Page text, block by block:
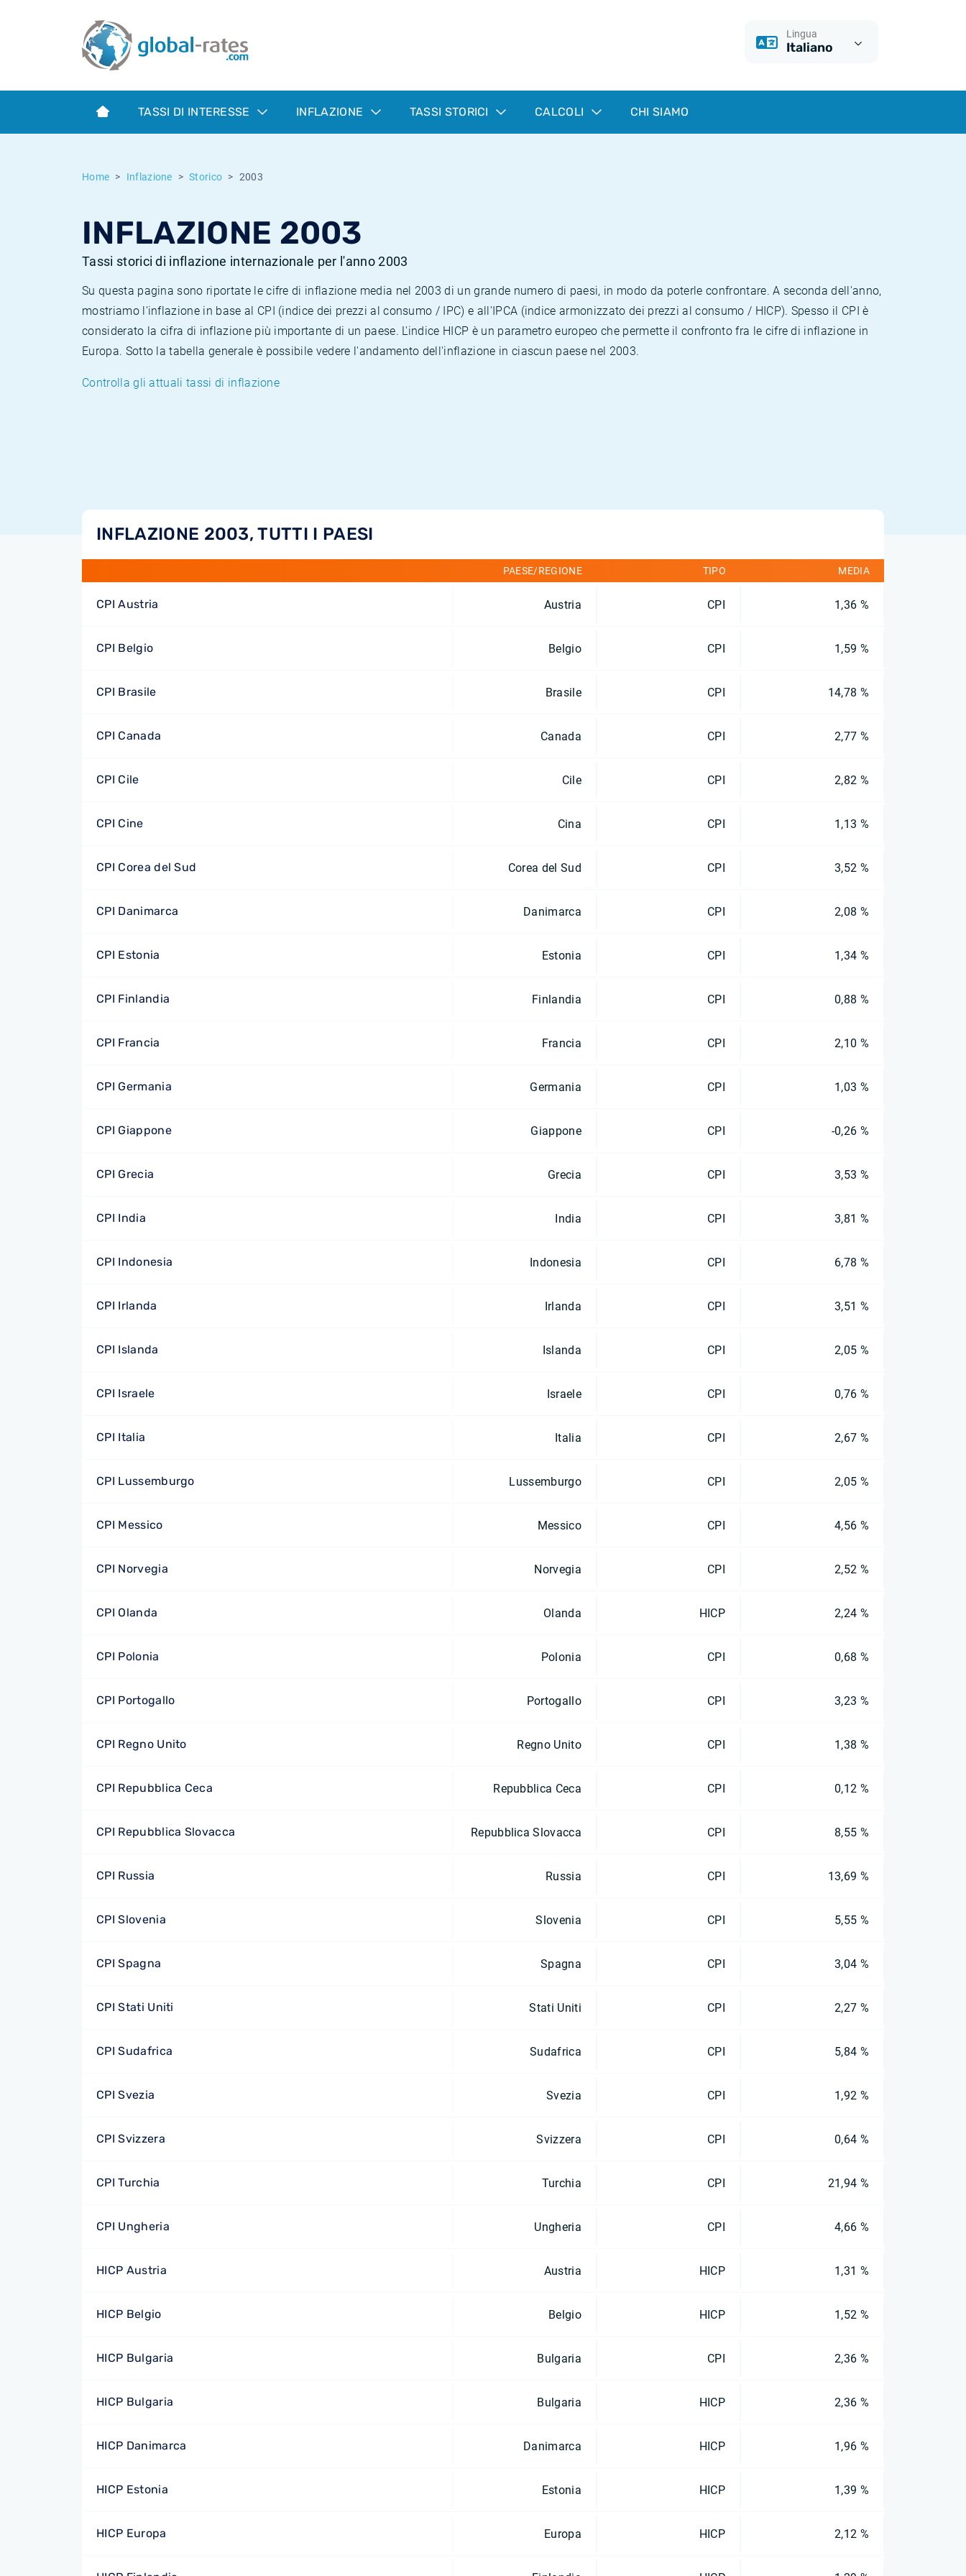
Lingua
Italiano
TASSI DI INTERESSE INFLAZIONE TASSI STORICI CALCOLI CHI SIAMO
Home Inflazione Storico 2003
INFLAZIONE 2003
Tassi storici di inflazione internazionale per l'anno 2003
Su questa pagina sono riportate le cifre di inflazione media nel 2003 di un grande numero di paesi, in modo da poterle confrontare. A seconda dell'anno,
mostriamo l'inflazione in base al CPI (indice dei prezzi al consumo / IPC) e all'IPCA (indice armonizzato dei prezzi al consumo / HICP). Spesso il CPI è
considerato la cifra di inflazione più importante di un paese. L'indice HICP è un parametro europeo che permette il confronto fra le cifre di inflazione in
Europa. Sotto la tabella generale è possibile vedere l'andamento dell'inflazione in ciascun paese nel 2003.
Controlla gli attuali tassi di inflazione
INFLAZIONE 2003, TUTTI I PAESI
PAESE/REGIONE TIPO MEDIA
CPI Austria Austria CPI 1,36 %
CPI Belgio Belgio CPI 1,59 %
CPI Brasile Brasile CPI 14,78 %
CPI Canada Canada CPI 2,77 %
CPI Cile Cile CPI 2,82 %
CPI Cine Cina CPI 1,13 %
CPI Corea del Sud Corea del Sud CPI 3,52 %
CPI Danimarca Danimarca CPI 2,08 %
CPI Estonia Estonia CPI 1,34 %
CPI Finlandia Finlandia CPI 0,88 %
CPI Francia Francia CPI 2,10 %
CPI Germania Germania CPI 1,03 %
CPI Giappone Giappone CPI -0,26 %
CPI Grecia Grecia CPI 3,53 %
CPI India India CPI 3,81 %
CPI Indonesia Indonesia CPI 6,78 %
CPI Irlanda Irlanda CPI 3,51 %
CPI Islanda Islanda CPI 2,05 %
CPI Israele Israele CPI 0,76 %
CPI Italia Italia CPI 2,67 %
CPI Lussemburgo Lussemburgo CPI 2,05 %
CPI Messico Messico CPI 4,56 %
CPI Norvegia Norvegia CPI 2,52 %
CPI Olanda Olanda HICP 2,24 %
CPI Polonia Polonia CPI 0,68 %
CPI Portogallo Portogallo CPI 3,23 %
CPI Regno Unito Regno Unito CPI 1,38 %
CPI Repubblica Ceca Repubblica Ceca CPI 0,12 %
CPI Repubblica Slovacca Repubblica Slovacca CPI 8,55 %
CPI Russia Russia CPI 13,69 %
CPI Slovenia Slovenia CPI 5,55 %
CPI Spagna Spagna CPI 3,04 %
CPI Stati Uniti Stati Uniti CPI 2,27 %
CPI Sudafrica Sudafrica CPI 5,84 %
CPI Svezia Svezia CPI 1,92 %
CPI Svizzera Svizzera CPI 0,64 %
CPI Turchia Turchia CPI 21,94 %
CPI Ungheria Ungheria CPI 4,66 %
HICP Austria Austria HICP 1,31 %
HICP Belgio Belgio HICP 1,52 %
HICP Bulgaria Bulgaria CPI 2,36 %
HICP Bulgaria Bulgaria HICP 2,36 %
HICP Danimarca Danimarca HICP 1,96 %
HICP Estonia Estonia HICP 1,39 %
HICP Europa Europa HICP 2,12 %
Term SOFR
Cos'è l'inflazione CPI?
Cos'è l'inflazione HICP?
Inflazione Svizzera
Tassi storici Euribor
Tassi storici di ESTER
Tassi di inflazione storici
Calcolatore dell’inflazione